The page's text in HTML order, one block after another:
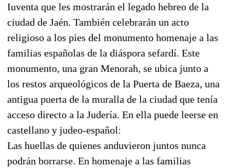
Iuventa que les mostrarán el legado hebreo de la
ciudad de Jaén. También celebrarán un acto
religioso a los pies del monumento homenaje a las
familias españolas de la diáspora sefardí. Este
monumento, una gran Menorah, se ubica junto a
los restos arqueológicos de la Puerta de Baeza, una
antigua puerta de la muralla de la ciudad que tenía
acceso directo a la Judería. En ella puede leerse en
castellano y judeo-español:
Las huellas de quienes anduvieron juntos nunca
podrán borrarse. En homenaje a las familias